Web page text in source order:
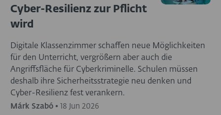
Cyber-Resilienz zur Pflicht
wird
Digitale Klassenzimmer schaffen neue Möglichkeiten
für den Unterricht, vergrößern aber auch die
Angriffsfläche für Cyberkriminelle. Schulen müssen
deshalb ihre Sicherheitsstrategie neu denken und
Cyber-Resilienz fest verankern.
Márk Szabó • 18 Jun 2026